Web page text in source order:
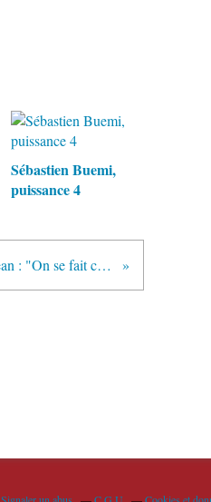
Sébastien Buemi,
puissance 4
Grosjean : "On se fait chier"